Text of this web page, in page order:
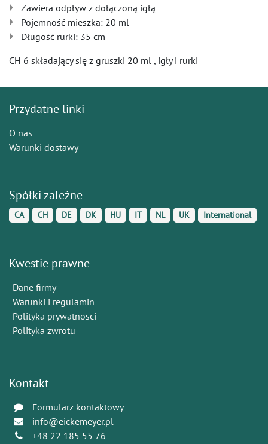
Zawiera odpływ z dołączoną igłą
Pojemność mieszka: 20 ml
Długość rurki: 35 cm
CH 6 składający się z gruszki 20 ml , igły i rurki
Przydatne linki
O nas
Warunki dostawy
Spółki zależne
CA CH DE DK HU IT NL UK International
Kwestie prawne
Dane firmy
Warunki i regulamin
Polityka prywatnosci
Polityka zwrotu
Kontakt
Formularz kontaktowy
info@eickemeyer.pl
+48 22 185 55 76